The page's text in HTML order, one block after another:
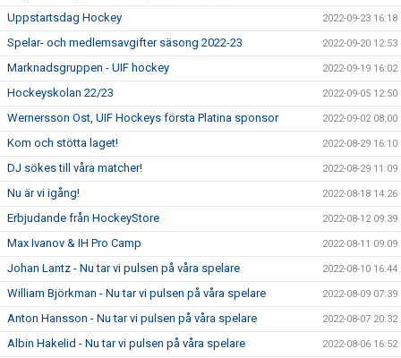
Uppstartsdag Hockey 2022-09-23 16:18
Spelar- och medlemsavgifter säsong 2022-23 2022-09-20 12:53
Marknadsgruppen - UIF hockey 2022-09-19 16:02
Hockeyskolan 22/23 2022-09-05 12:50
Wernersson Ost, UIF Hockeys första Platina sponsor 2022-09-02 08:00
Kom och stötta laget! 2022-08-29 16:10
DJ sökes till våra matcher! 2022-08-29 11:09
Nu är vi igång! 2022-08-18 14:26
Erbjudande från HockeyStore 2022-08-12 09:39
Max Ivanov & IH Pro Camp 2022-08-11 09:09
Johan Lantz - Nu tar vi pulsen på våra spelare 2022-08-10 16:44
William Björkman - Nu tar vi pulsen på våra spelare 2022-08-09 07:39
Anton Hansson - Nu tar vi pulsen på våra spelare 2022-08-07 20:32
Albin Hakelid - Nu tar vi pulsen på våra spelare 2022-08-06 16:52